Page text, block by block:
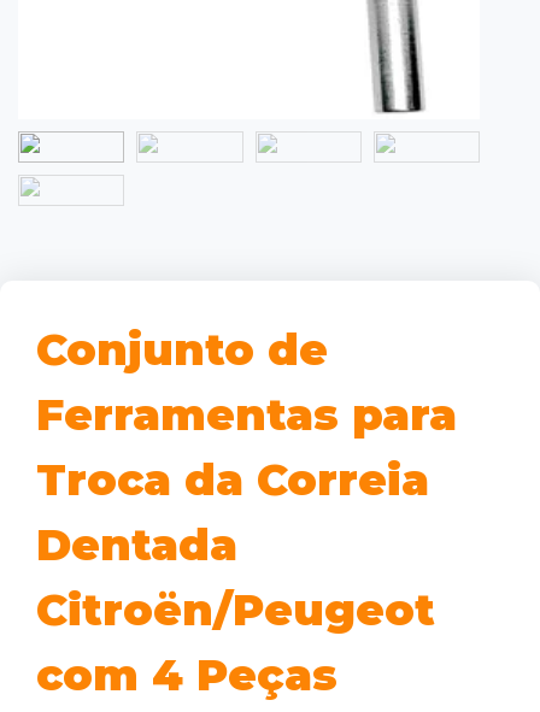
Conjunto de
Ferramentas para
Troca da Correia
Dentada
Citroën/Peugeot
com 4 Peças